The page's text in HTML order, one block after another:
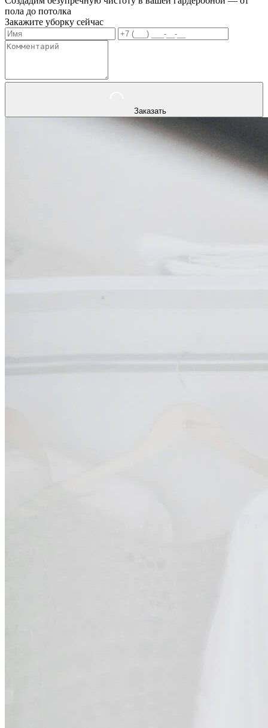
пола до потолка
Закажите уборку сейчас
Заказать